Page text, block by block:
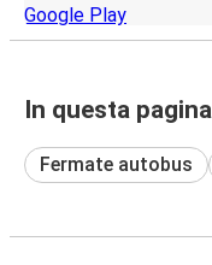
In questa pagina
Fermate autobus